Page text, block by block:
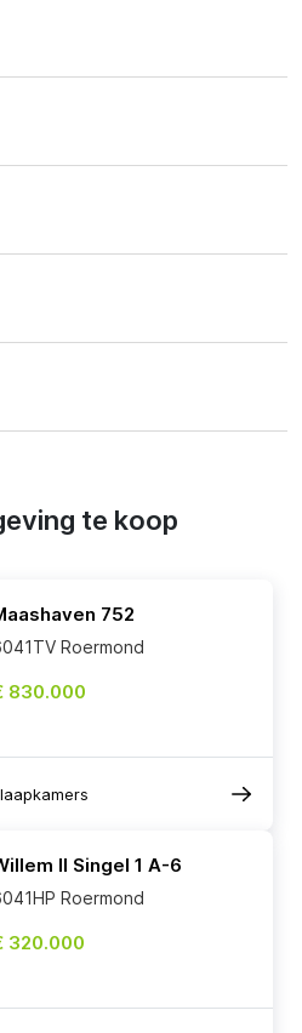
te koop
752
Roermond
830.000
II Singel 1 A-6
Roermond
320.000